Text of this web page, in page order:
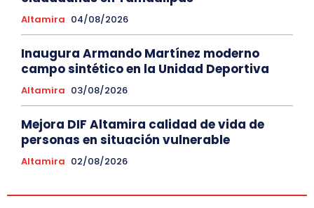
Altamira 04/08/2026
Inaugura Armando Martínez moderno
campo sintético en la Unidad Deportiva
Altamira 03/08/2026
Mejora DIF Altamira calidad de vida de
personas en situación vulnerable
Altamira 02/08/2026